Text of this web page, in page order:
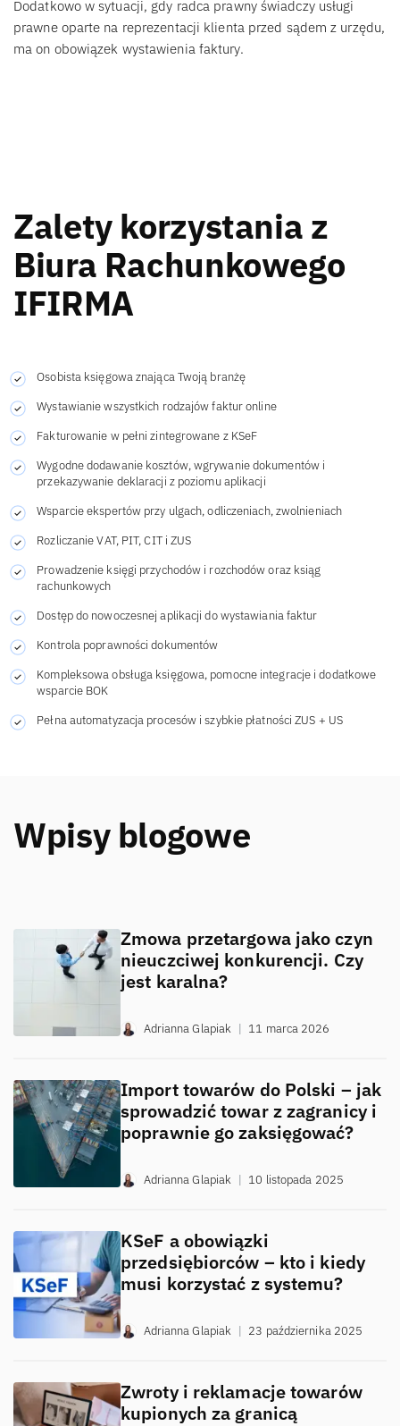
Dodatkowo w sytuacji, gdy radca prawny świadczy usługi
prawne oparte na reprezentacji klienta przed sądem z urzędu,
ma on obowiązek wystawienia faktury.
Zalety korzystania z
Biura Rachunkowego
IFIRMA
Osobista księgowa znająca Twoją branżę
Wystawianie wszystkich rodzajów faktur online
Fakturowanie w pełni zintegrowane z KSeF
Wygodne dodawanie kosztów, wgrywanie dokumentów i
przekazywanie deklaracji z poziomu aplikacji
Wsparcie ekspertów przy ulgach, odliczeniach, zwolnieniach
Rozliczanie VAT, PIT, CIT i ZUS
Prowadzenie księgi przychodów i rozchodów oraz ksiąg
rachunkowych
Dostęp do nowoczesnej aplikacji do wystawiania faktur
Kontrola poprawności dokumentów
Kompleksowa obsługa księgowa, pomocne integracje i dodatkowe
wsparcie BOK
Pełna automatyzacja procesów i szybkie płatności ZUS + US
Wpisy blogowe
Zmowa przetargowa jako czyn
nieuczciwej konkurencji. Czy
jest karalna?
Adrianna Glapiak 11 marca 2026
Import towarów do Polski – jak
sprowadzić towar z zagranicy i
poprawnie go zaksięgować?
Adrianna Glapiak 10 listopada 2025
KSeF a obowiązki
przedsiębiorców – kto i kiedy
musi korzystać z systemu?
Adrianna Glapiak 23 października 2025
Zwroty i reklamacje towarów
kupionych za granicą